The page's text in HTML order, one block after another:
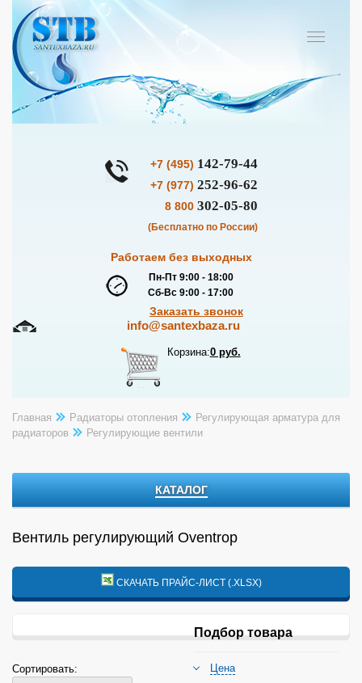
+7 (495) 142-79-44
+7 (977) 252-96-62
8 800 302-05-80
(Бесплатно по России)
Работаем без выходных
Пн-Пт 9:00 - 18:00
Сб-Вс 9:00 - 17:00
Заказать звонок
info@santexbaza.ru
Корзина:0 руб.
Главная Радиаторы отопления
Регулирующая арматура для
радиаторов
Регулирующие вентили
КАТАЛОГ
Вентиль регулирующий Oventrop
СКАЧАТЬ ПРАЙС-ЛИСТ (.XLSX)
Подбор товара
Цена
Сортировать: